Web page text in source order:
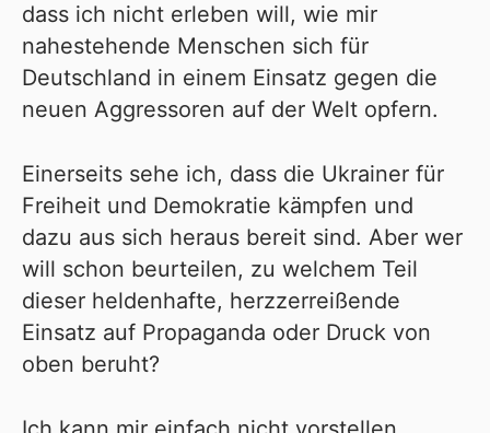
dass ich nicht erleben will, wie mir
nahestehende Menschen sich für
Deutschland in einem Einsatz gegen die
neuen Aggressoren auf der Welt opfern.
Einerseits sehe ich, dass die Ukrainer für
Freiheit und Demokratie kämpfen und
dazu aus sich heraus bereit sind. Aber wer
will schon beurteilen, zu welchem Teil
dieser heldenhafte, herzzerreißende
Einsatz auf Propaganda oder Druck von
oben beruht?